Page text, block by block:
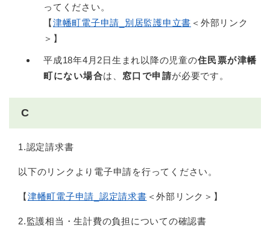
ってください。
【津幡町電子申請_別居監護申立書 ＜外部リンク
＞ 】
平成18年4月2日生まれ以降の児童の住民票が津幡
町にない場合は、 窓口で申請が必要です。
C
1.認定請求書
以下のリンクより電子申請を行ってください。
【津幡町電子申請_認定請求書 ＜外部リンク＞ 】
2.監護相当・生計費の負担についての確認書